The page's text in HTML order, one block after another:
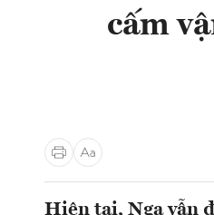
cấm
Hiện tại, Nga vẫn